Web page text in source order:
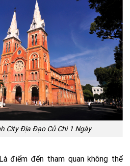
City Địa Đạo Củ Chi 1 Ngày
điểm đến tham quan không thể